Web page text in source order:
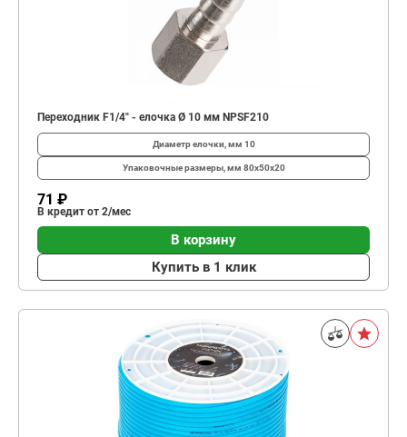
Переходник F1/4" - елочка Ø 10 мм NPSF210
Диаметр елочки, мм 10
Упаковочные размеры, мм 80x50x20
71 ₽
В кредит от 2/мес
В корзину
Купить в 1 клик